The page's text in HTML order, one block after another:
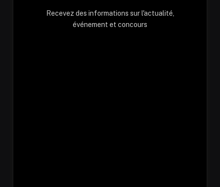
Recevez des informations sur l'actualité,
événement et concours